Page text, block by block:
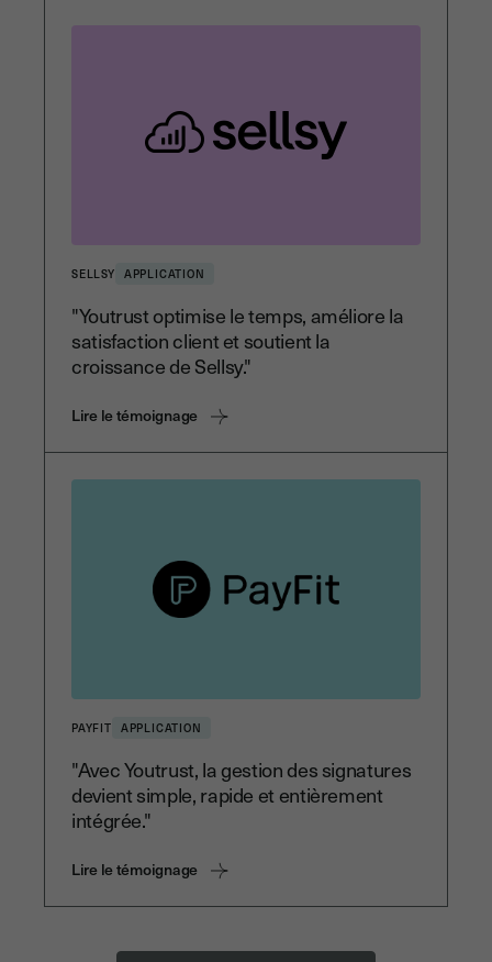
SELLSY APPLICATION
"Youtrust optimise le temps, améliore la
satisfaction client et soutient la
croissance de Sellsy."
Lire le témoignage
PAYFIT APPLICATION
"Avec Youtrust, la gestion des signatures
devient simple, rapide et entièrement
intégrée."
Lire le témoignage